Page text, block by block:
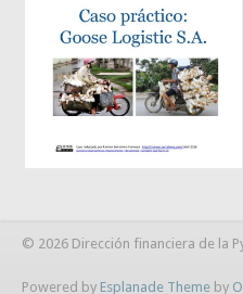
© 2026 Dirección financiera de la
Powered by Esplanade Theme by